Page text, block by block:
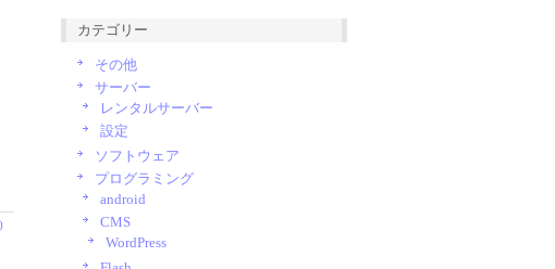
カテゴリー
その他
サーバー
レンタルサーバー
設定
ソフトウェア
プログラミング
android
CMS
WordPress